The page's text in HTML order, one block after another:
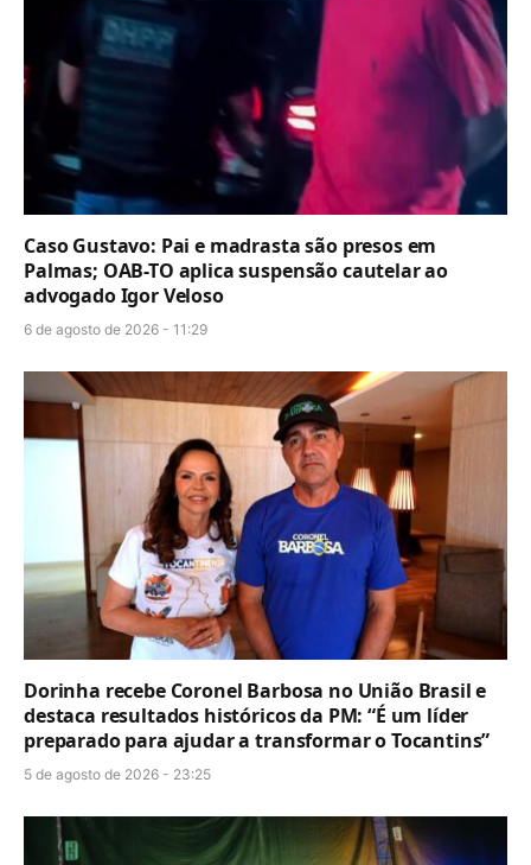
Caso Gustavo: Pai e madrasta são presos em
Palmas; OAB-TO aplica suspensão cautelar ao
advogado Igor Veloso
6 de agosto de 2026 - 11:29
Dorinha recebe Coronel Barbosa no União Brasil e
destaca resultados históricos da PM: “É um líder
preparado para ajudar a transformar o Tocantins”
5 de agosto de 2026 - 23:25